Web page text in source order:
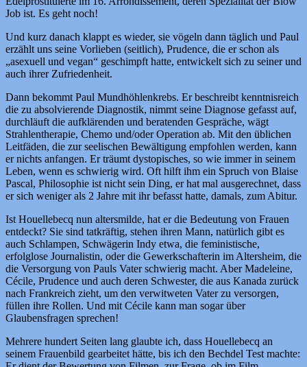
Job ist. Es geht noch!
Und kurz danach klappt es wieder, sie vögeln dann täglich und Paul
erzählt uns seine Vorlieben (seitlich), Prudence, die er schon als
„asexuell und vegan“ geschimpft hatte, entwickelt sich zu seiner und
auch ihrer Zufriedenheit.
Dann bekommt Paul Mundhöhlenkrebs. Er beschreibt kenntnisreich
die zu absolvierende Diagnostik, nimmt seine Diagnose gefasst auf,
durchläuft die aufklärenden und beratenden Gespräche, wägt
Strahlentherapie, Chemo und/oder Operation ab. Mit den üblichen
Leitfäden, die zur seelischen Bewältigung empfohlen werden, kann
er nichts anfangen. Er träumt dystopisches, so wie immer in seinem
Leben, wenn es schwierig wird. Oft hilft ihm ein Spruch von Blaise
Pascal, Philosophie ist nicht sein Ding, er hat mal ausgerechnet, dass
er sich weniger als 2 Jahre mit ihr befasst hatte, damals, zum Abitur.
Ist Houellebecq nun altersmilde, hat er die Bedeutung von Frauen
entdeckt? Sie sind tatkräftig, stehen ihren Mann, natürlich gibt es
auch Schlampen, Schwägerin Indy etwa, die feministische,
erfolglose Journalistin, oder die Gewerkschafterin im Altersheim, die
die Versorgung von Pauls Vater schwierig macht. Aber Madeleine,
Cécile, Prudence und auch deren Schwester, die aus Kanada zurück
nach Frankreich zieht, um den verwitweten Vater zu versorgen,
füllen ihre Rollen. Und mit Cécile kann man sogar über
Glaubensfragen sprechen!
Mehrere hundert Seiten lang glaubte ich, dass Houellebecq an
seinem Frauenbild gearbeitet hätte, bis ich den Bechdel Test machte: